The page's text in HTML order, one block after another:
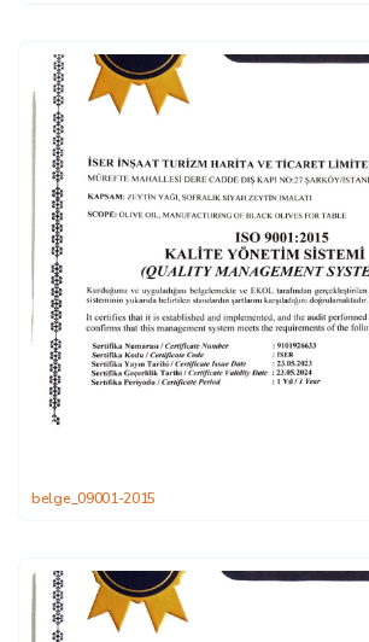
belge_09001-2015